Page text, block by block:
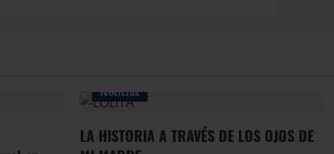
Noticias
LA HISTORIA A TRAVÉS DE LOS OJOS DE